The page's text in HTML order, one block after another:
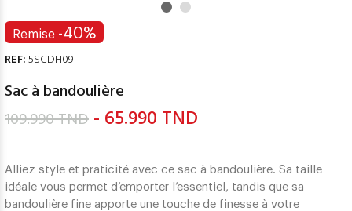
Remise -40%
REF:5SCDH09
Sac à bandoulière
109.990 TND - 65.990 TND
Alliez style et praticité avec ce sac à bandoulière. Sa taille
idéale vous permet d’emporter l’essentiel, tandis que sa
bandoulière fine apporte une touche de finesse à votre